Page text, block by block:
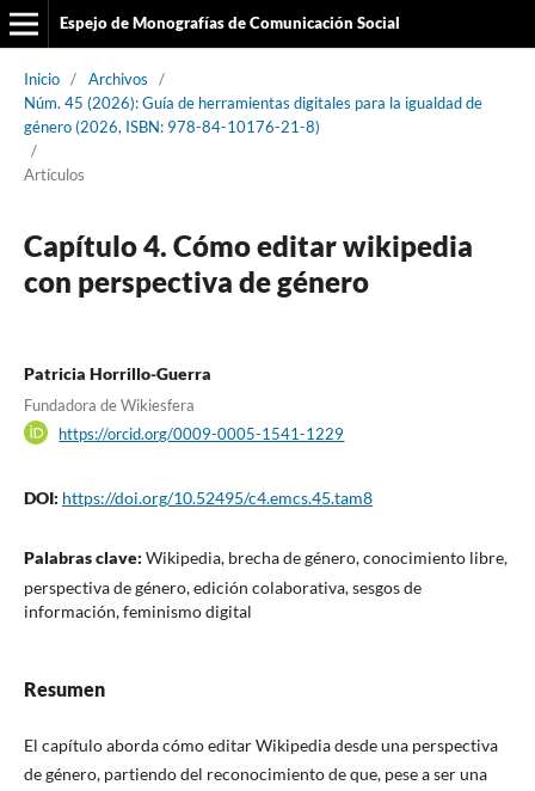
Espejo de Monografías de Comunicación Social
Inicio / Archivos
/
Núm. 45 (2026): Guía de herramientas digitales para la igualdad de
género (2026, ISBN: 978-84-10176-21-8)
/
Artículos
Capítulo 4. Cómo editar wikipedia
con perspectiva de género
Patricia Horrillo-Guerra
Fundadora de Wikiesfera
https://orcid.org/0009-0005-1541-1229
DOI: https://doi.org/10.52495/c4.emcs.45.tam8
Palabras clave: Wikipedia, brecha de género, conocimiento libre,
perspectiva de género, edición colaborativa, sesgos de
información, feminismo digital
Resumen
El capítulo aborda cómo editar Wikipedia desde una perspectiva
de género, partiendo del reconocimiento de que, pese a ser una